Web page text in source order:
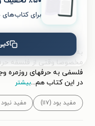
A
Amin D
به قول معروف هر چیزی
مخصوصا وقتی از فلسفه
فلسفی به حرفهای روزمره
در این کتاب هم...بیشتر
مفید بود (۱۱۷) مفید نبود
برای کتاب‌های